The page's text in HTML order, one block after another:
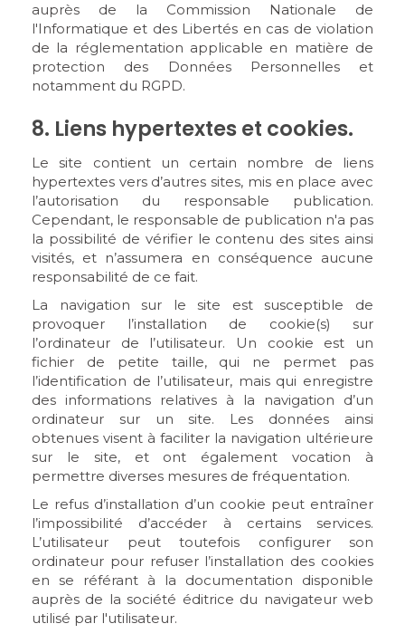
auprès de la Commission Nationale de
l'Informatique et des Libertés en cas de violation
de la réglementation applicable en matière de
protection des Données Personnelles et
notamment du RGPD.
8. Liens hypertextes et cookies.
Le site contient un certain nombre de liens
hypertextes vers d’autres sites, mis en place avec
l’autorisation du responsable publication.
Cependant, le responsable de publication n'a pas
la possibilité de vérifier le contenu des sites ainsi
visités, et n’assumera en conséquence aucune
responsabilité de ce fait.
La navigation sur le site est susceptible de
provoquer l’installation de cookie(s) sur
l’ordinateur de l’utilisateur. Un cookie est un
fichier de petite taille, qui ne permet pas
l’identification de l’utilisateur, mais qui enregistre
des informations relatives à la navigation d’un
ordinateur sur un site. Les données ainsi
obtenues visent à faciliter la navigation ultérieure
sur le site, et ont également vocation à
permettre diverses mesures de fréquentation.
Le refus d’installation d’un cookie peut entraîner
l’impossibilité d’accéder à certains services.
L’utilisateur peut toutefois configurer son
ordinateur pour refuser l’installation des cookies
en se référant à la documentation disponible
auprès de la société éditrice du navigateur web
utilisé par l'utilisateur.